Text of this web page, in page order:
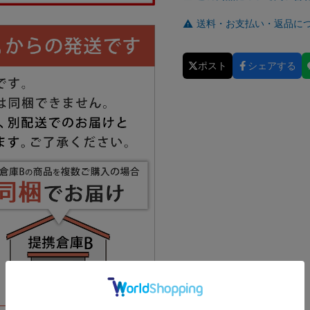
送料・お支払い・返品に
ポスト シェアする